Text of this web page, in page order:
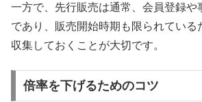
一方で、先行販売は通常、会員登録や
であり、販売開始時期も限られている
収集しておくことが大切です。
倍率を下げるためのコツ